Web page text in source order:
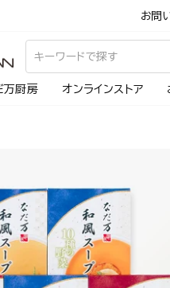
お問
万厨房 オンラインストア